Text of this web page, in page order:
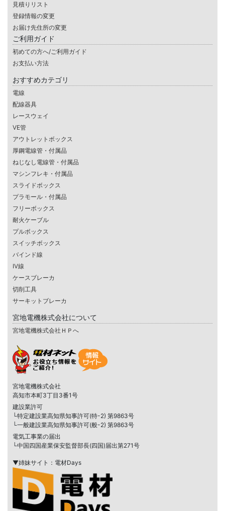
見積りリスト
登録情報の変更
お届け先住所の変更
ご利用ガイド
初めての方へ/ご利用ガイド
お支払い方法
おすすめカテゴリ
電線
配線器具
レースウェイ
VE管
アウトレットボックス
厚鋼電線管・付属品
ねじなし電線管・付属品
マシンフレキ・付属品
スライドボックス
プラモール・付属品
フリーボックス
耐火ケーブル
プルボックス
スイッチボックス
バインド線
IV線
ケースブレーカ
切削工具
サーキットブレーカ
宮地電機株式会社について
宮地電機株式会社ＨＰへ
宮地電機株式会社
高知市本町3丁目3番1号
建設業許可
└特定建設業高知県知事許可(特-2) 第9863号
└一般建設業高知県知事許可(般-2) 第9863号
電気工事業の届出
└中国四国産業保安監督部長(四国)届出第271号
▼姉妹サイト：電材Days